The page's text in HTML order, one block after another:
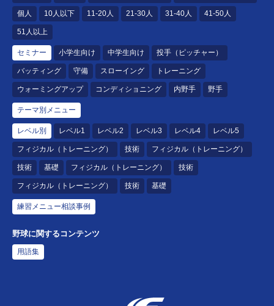
個人 10人以下 11-20人 21-30人 31-40人 41-50人
51人以上
セミナー 小学生向け 中学生向け 投手（ピッチャー）
バッティング 守備 スローイング トレーニング
ウォーミングアップ コンディショニング 内野手 野手
テーマ別メニュー
レベル別 レベル1 レベル2 レベル3 レベル4 レベル5
フィジカル（トレーニング） 技術 フィジカル（トレーニング）
技術 基礎 フィジカル（トレーニング） 技術
フィジカル（トレーニング） 技術 基礎
練習メニュー相談事例
野球に関するコンテンツ
用語集